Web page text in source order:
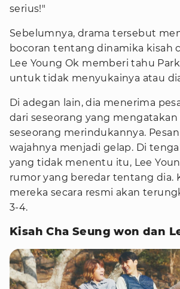
serius!"
Sebelumnya, drama tersebut
bocoran tentang dinamika kisah
Lee Young Ok memberi tahu
untuk tidak menyukainya atau
Di adegan lain, dia menerima
dari seseorang yang mengatakan
seseorang merindukannya.
wajahnya menjadi gelap. Di
yang tidak menentu itu, Lee
rumor yang beredar tentang dia.
mereka secara resmi akan
3-4.
Kisah Cha Seung won dan